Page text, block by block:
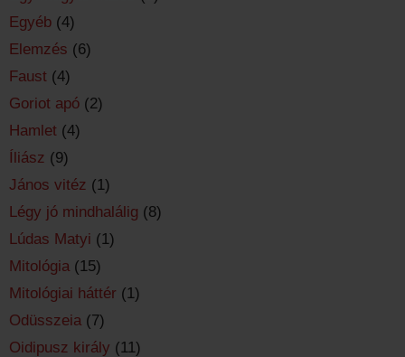
Egyéb (4)
Elemzés (6)
Faust (4)
Goriot apó (2)
Hamlet (4)
Íliász (9)
János vitéz (1)
Légy jó mindhalálig (8)
Lúdas Matyi (1)
Mitológia (15)
Mitológiai háttér (1)
Odüsszeia (7)
Oidipusz király (11)